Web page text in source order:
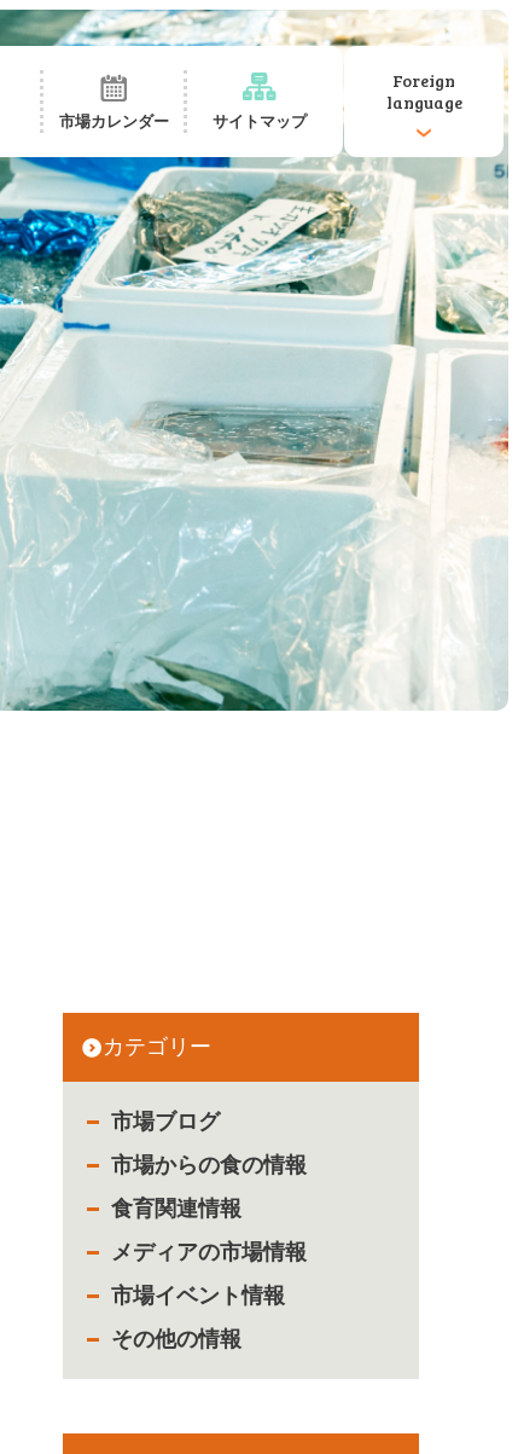
市場カレンダー サイトマップ
Foreign
language
カテゴリー
市場ブログ
市場からの食の情報
食育関連情報
メディアの市場情報
市場イベント情報
その他の情報